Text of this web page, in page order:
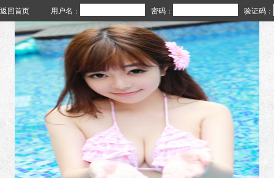
返回首页 用户名： 密码： 验证码：